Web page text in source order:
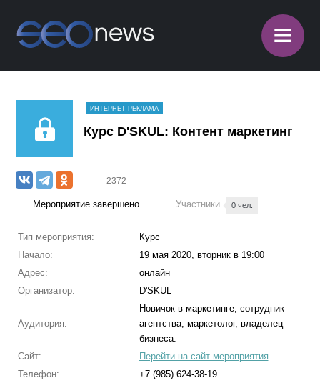
≡
ИНТЕРНЕТ-РЕКЛАМА
Курс D'SKUL: Контент маркетинг
2372
Мероприятие завершено Участники 0 чел.
Тип мероприятия:
Курс
Начало:
19 мая 2020, вторник в 19:00
Адрес:
онлайн
Организатор:
D'SKUL
Аудитория:
Новичок в маркетинге, сотрудник
агентства, маркетолог, владелец
бизнеса.
Сайт:
Перейти на сайт мероприятия
Телефон:
+7 (985) 624-38-19